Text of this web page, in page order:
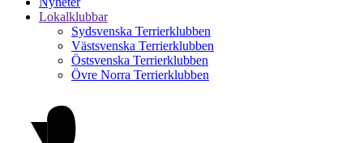
Lokalklubbar
Sydsvenska Terrierklubben
Västsvenska Terrierklubben
Östsvenska Terrierklubben
Övre Norra Terrierklubben